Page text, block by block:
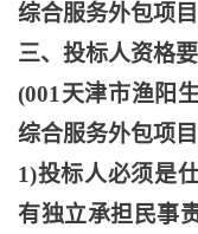
综合服务外包项目
三、投标人资格
(001天津市渔阳
综合服务外包项
1)投标人必须是
有独立承担民事